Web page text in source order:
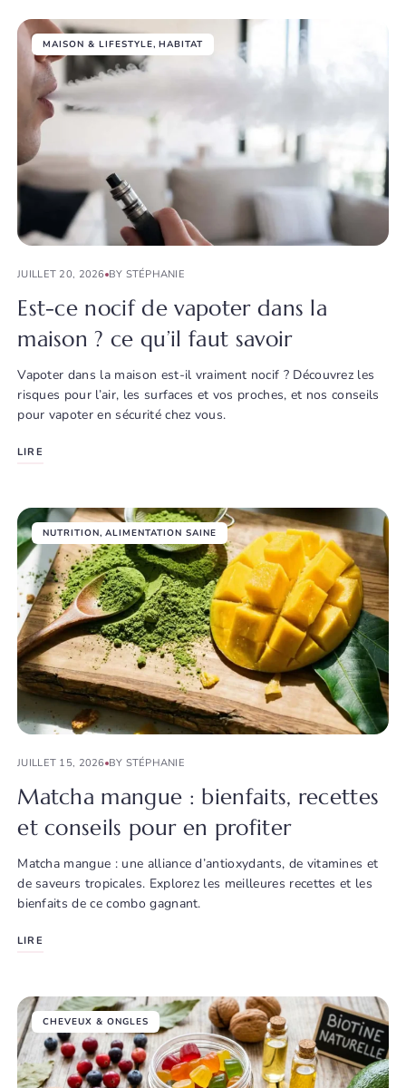
MAISON & LIFESTYLE,HABITAT
JUILLET 20, 2026 BY STÉPHANIE
Est-ce nocif de vapoter dans la
maison ? ce qu’il faut savoir
Vapoter dans la maison est-il vraiment nocif ? Découvrez les
risques pour l’air, les surfaces et vos proches, et nos conseils
pour vapoter en sécurité chez vous.
LIRE
NUTRITION,ALIMENTATION SAINE
JUILLET 15, 2026 BY STÉPHANIE
Matcha mangue : bienfaits, recettes
et conseils pour en profiter
Matcha mangue : une alliance d’antioxydants, de vitamines et
de saveurs tropicales. Explorez les meilleures recettes et les
bienfaits de ce combo gagnant.
LIRE
CHEVEUX & ONGLES